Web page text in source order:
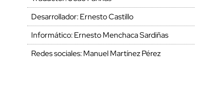
Desarrollador: Ernesto Castillo
Informático: Ernesto Menchaca Sardiñas
Redes sociales: Manuel Martínez Pérez